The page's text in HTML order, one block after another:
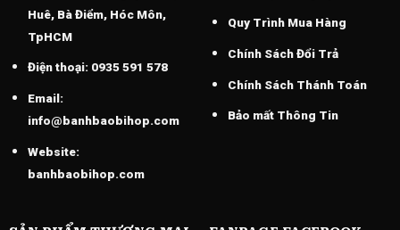
Huê, Bà Điểm, Hóc Môn,
TpHCM
Điện thoại:0935 591 578
Email:
info@banhbaobihop.com
Website:
banhbaobihop.com
Quy Trình Mua Hàng
Chính Sách Đổi Trả
Chính Sách Thánh Toán
Bảo mất Thông Tin